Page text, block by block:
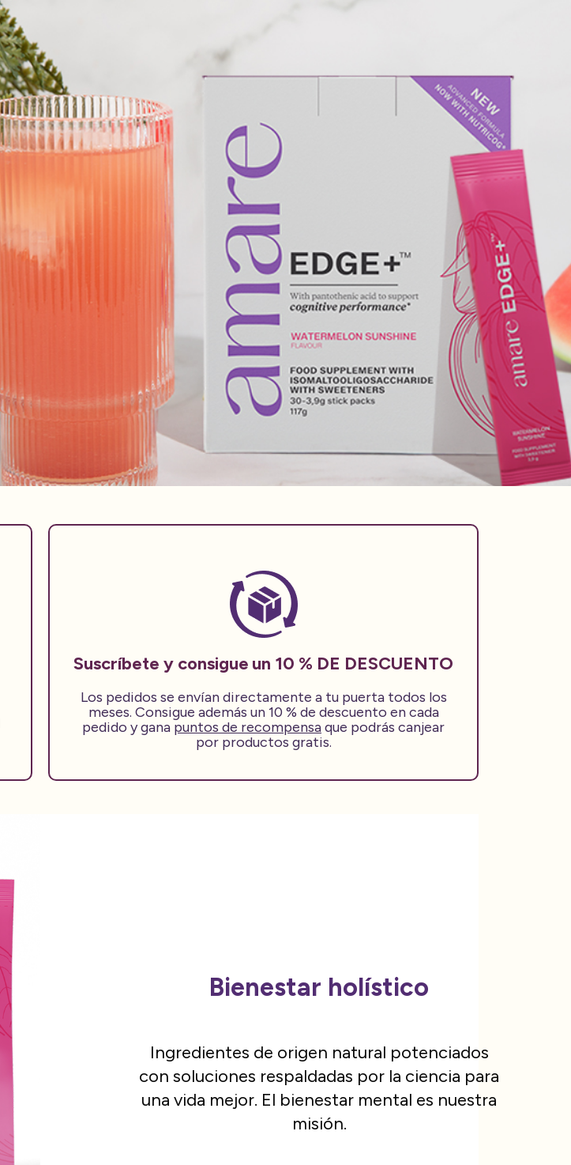
Suscríbete y consigue un 10 % DE DESCUENTO
Los pedidos se envían directamente a tu puerta todos los
meses. Consigue además un 10 % de descuento en cada
pedido y gana puntos de recompensaque podrás canjear
por productos gratis.
Bienestar holístico
Ingredientes de origen natural potenciados
con soluciones respaldadas por la ciencia para
una vida mejor. El bienestar mental es nuestra
misión.